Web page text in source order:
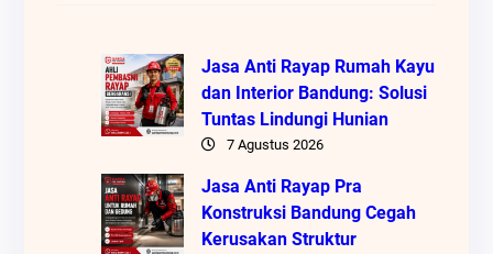
Jasa Anti Rayap Rumah Kayu
dan Interior Bandung: Solusi
Tuntas Lindungi Hunian
7 Agustus 2026
Jasa Anti Rayap Pra
Konstruksi Bandung Cegah
Kerusakan Struktur